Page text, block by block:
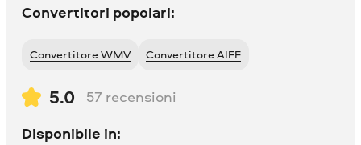
Convertitori popolari:
Convertitore WMV Convertitore AIFF
5.0 57 recensioni
Disponibile in: